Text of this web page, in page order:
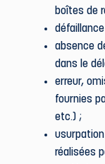
boîtes de
absence
dans le
erreur,
fournies
etc.) ;
réalisées